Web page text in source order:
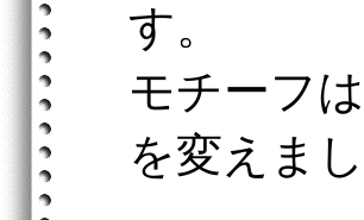
す。
モチーフ
を変えまし